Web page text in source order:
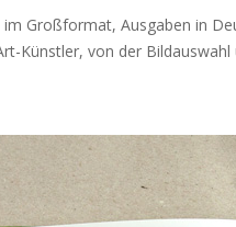
Großformat, Ausgaben in
Künstler, von der